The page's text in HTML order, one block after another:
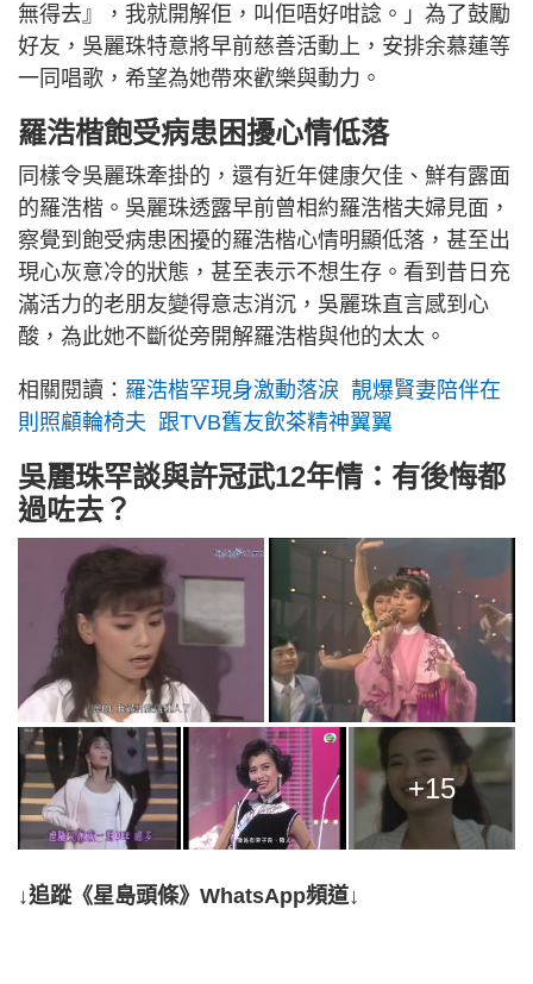
無得去』，我就開解佢，叫佢唔好咁諗。」為了鼓勵
好友，吳麗珠特意將早前慈善活動上，安排余慕蓮等
一同唱歌，希望為她帶來歡樂與動力。
羅浩楷飽受病患困擾心情低落
同樣令吳麗珠牽掛的，還有近年健康欠佳、鮮有露面
的羅浩楷。吳麗珠透露早前曾相約羅浩楷夫婦見面，
察覺到飽受病患困擾的羅浩楷心情明顯低落，甚至出
現心灰意冷的狀態，甚至表示不想生存。看到昔日充
滿活力的老朋友變得意志消沉，吳麗珠直言感到心
酸，為此她不斷從旁開解羅浩楷與他的太太。
相關閱讀： 羅浩楷罕現身激動落淚 靚爆賢妻陪伴在
則照顧輪椅夫 跟TVB舊友飲茶精神翼翼
吳麗珠罕談與許冠武12年情：有後悔都
過咗去？
+15
↓追蹤《星島頭條》WhatsApp頻道↓